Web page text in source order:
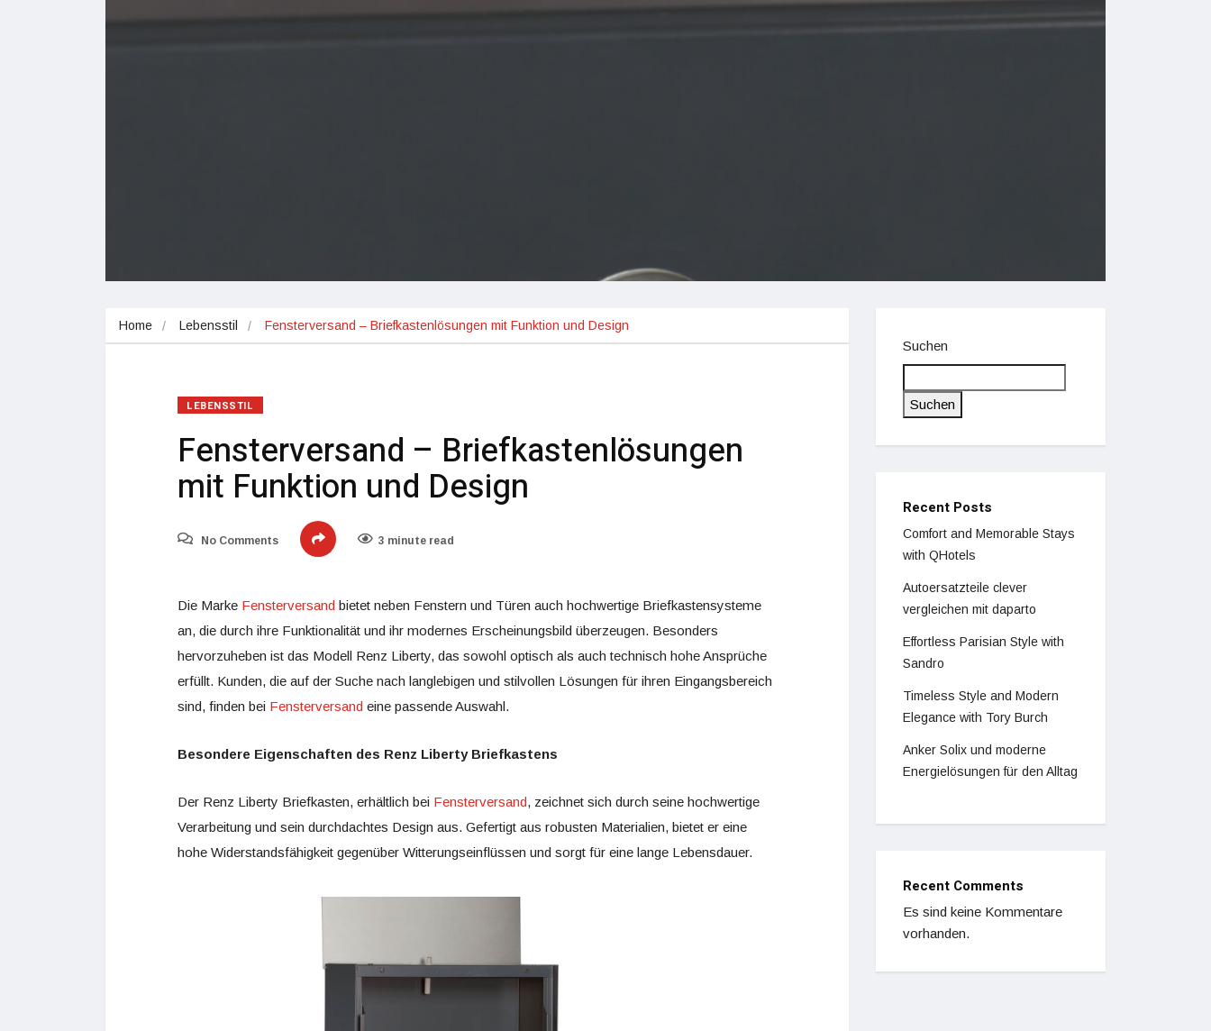
Home Lebensstil Fensterversand – Briefkastenlösungen mit Funktion und Design
LEBENSSTIL
Fensterversand – Briefkastenlösungen
mit Funktion und Design
No Comments 3 minute read
Die Marke Fensterversand bietet neben Fenstern und Türen auch hochwertige Briefkastensysteme
an, die durch ihre Funktionalität und ihr modernes Erscheinungsbild überzeugen. Besonders
hervorzuheben ist das Modell Renz Liberty, das sowohl optisch als auch technisch hohe Ansprüche
erfüllt. Kunden, die auf der Suche nach langlebigen und stilvollen Lösungen für ihren Eingangsbereich
sind, finden bei Fensterversand eine passende Auswahl.
Besondere Eigenschaften des Renz Liberty Briefkastens
Der Renz Liberty Briefkasten, erhältlich bei Fensterversand, zeichnet sich durch seine hochwertige
Verarbeitung und sein durchdachtes Design aus. Gefertigt aus robusten Materialien, bietet er eine
hohe Widerstandsfähigkeit gegenüber Witterungseinflüssen und sorgt für eine lange Lebensdauer.
Suchen
Suchen
Recent Posts
Comfort and Memorable Stays
with QHotels
Autoersatzteile clever
vergleichen mit daparto
Effortless Parisian Style with
Sandro
Timeless Style and Modern
Elegance with Tory Burch
Anker Solix und moderne
Energielösungen für den Alltag
Recent Comments
Es sind keine Kommentare
vorhanden.